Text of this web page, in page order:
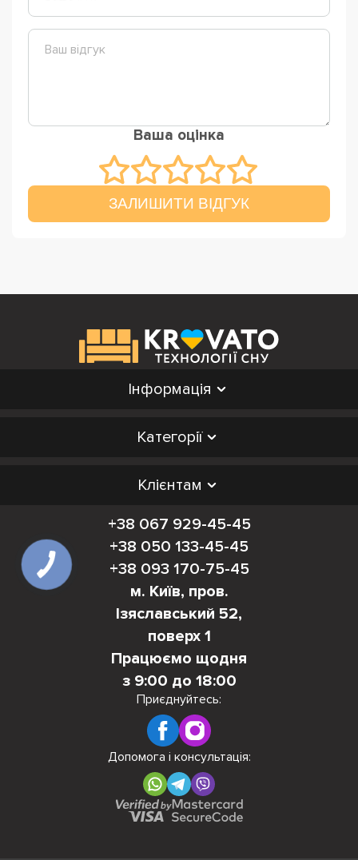
Ваша оцінка
ЗАЛИШИТИ ВІДГУК
Інформація
Категорії
Клієнтам
+38 067 929-45-45
+38 050 133-45-45
+38 093 170-75-45
м. Київ, пров.
Ізяславський 52,
поверх 1
Працюємо щодня
з 9:00 до 18:00
Приєднуйтесь:
Допомога і консультація: